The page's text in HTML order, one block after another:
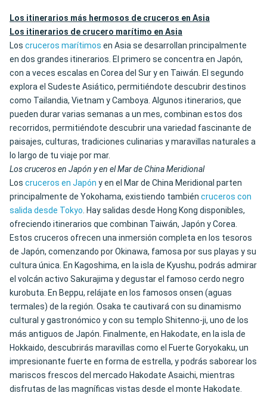
Los itinerarios más hermosos de cruceros en Asia
Los itinerarios de crucero marítimo en Asia
Los cruceros marítimos en Asia se desarrollan principalmente
en dos grandes itinerarios. El primero se concentra en Japón,
con a veces escalas en Corea del Sur y en Taiwán. El segundo
explora el Sudeste Asiático, permitiéndote descubrir destinos
como Tailandia, Vietnam y Camboya. Algunos itinerarios, que
pueden durar varias semanas a un mes, combinan estos dos
recorridos, permitiéndote descubrir una variedad fascinante de
paisajes, culturas, tradiciones culinarias y maravillas naturales a
lo largo de tu viaje por mar.
Los cruceros en Japón y en el Mar de China Meridional
Los cruceros en Japón y en el Mar de China Meridional parten
principalmente de Yokohama, existiendo también cruceros con
salida desde Tokyo. Hay salidas desde Hong Kong disponibles,
ofreciendo itinerarios que combinan Taiwán, Japón y Corea.
Estos cruceros ofrecen una inmersión completa en los tesoros
de Japón, comenzando por Okinawa, famosa por sus playas y su
cultura única. En Kagoshima, en la isla de Kyushu, podrás admirar
el volcán activo Sakurajima y degustar el famoso cerdo negro
kurobuta. En Beppu, relájate en los famosos onsen (aguas
termales) de la región. Osaka te cautivará con su dinamismo
cultural y gastronómico y con su templo Shitenno-ji, uno de los
más antiguos de Japón. Finalmente, en Hakodate, en la isla de
Hokkaido, descubrirás maravillas como el Fuerte Goryokaku, un
impresionante fuerte en forma de estrella, y podrás saborear los
mariscos frescos del mercado Hakodate Asaichi, mientras
disfrutas de las magníficas vistas desde el monte Hakodate.